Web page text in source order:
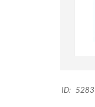
ID: 5283